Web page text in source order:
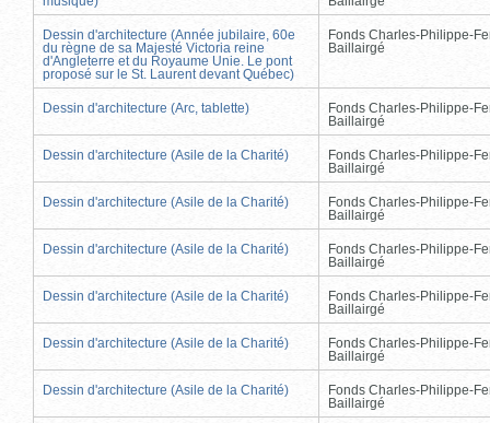
Dessin d'architecture (Année jubilaire, 60e
du règne de sa Majesté Victoria reine
d'Angleterre et du Royaume Unie. Le pont
proposé sur le St. Laurent devant Québec)
Fonds Charles-Philippe-
Baillairgé
Dessin d'architecture (Arc, tablette)
Fonds Charles-Philippe-
Baillairgé
Dessin d'architecture (Asile de la Charité)
Fonds Charles-Philippe-
Baillairgé
Dessin d'architecture (Asile de la Charité)
Fonds Charles-Philippe-
Baillairgé
Dessin d'architecture (Asile de la Charité)
Fonds Charles-Philippe-
Baillairgé
Dessin d'architecture (Asile de la Charité)
Fonds Charles-Philippe-
Baillairgé
Dessin d'architecture (Asile de la Charité)
Fonds Charles-Philippe-
Baillairgé
Dessin d'architecture (Asile de la Charité)
Fonds Charles-Philippe-
Baillairgé